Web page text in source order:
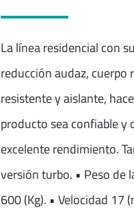
La línea residencial con
reducción audaz, cuerpo
resistente y aislante,
producto sea confiable y
excelente rendimiento.
versión turbo. • Peso de
600 (Kg). • Velocidad 17